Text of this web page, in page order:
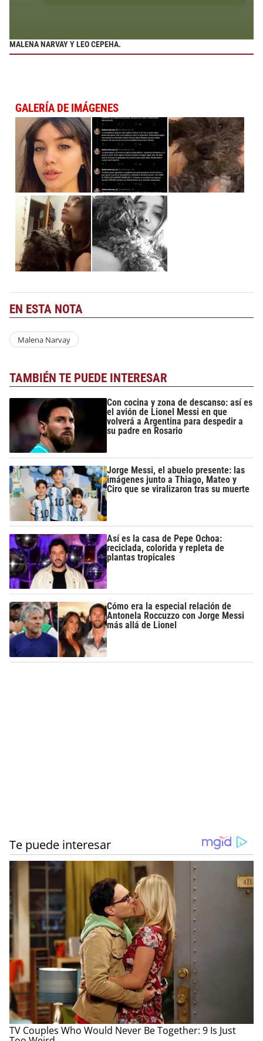
MALENA NARVAY Y LEO CEPEHA.
GALERÍA DE IMÁGENES
EN ESTA NOTA
Malena Narvay
TAMBIÉN TE PUEDE INTERESAR
Con cocina y zona de descanso: así es
el avión de Lionel Messi en que
volverá a Argentina para despedir a
su padre en Rosario
Jorge Messi, el abuelo presente: las
imágenes junto a Thiago, Mateo y
Ciro que se viralizaron tras su muerte
Así es la casa de Pepe Ochoa:
reciclada, colorida y repleta de
plantas tropicales
Cómo era la especial relación de
Antonela Roccuzzo con Jorge Messi
más allá de Lionel